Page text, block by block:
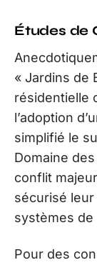
Études de
« Jardins de
résidentielle
l’adoption
simplifié le
Domaine
conflit
sécurisé leur
systèmes
Pour des